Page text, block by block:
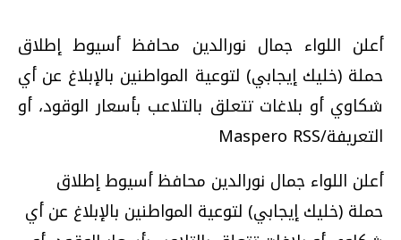
أعلن اللواء جمال نورالدين محافظ أسيوط إطلاق
حملة (خليك إيجابي) لتوعية المواطنين بالإبلاغ عن أي
شكاوي أو بلاغات تتعلق بالتلاعب بأسعار الوقود، أو
التعريفة/Maspero RSS
أعلن اللواء جمال نورالدين محافظ أسيوط إطلاق
حملة (خليك إيجابي) لتوعية المواطنين بالإبلاغ عن أي